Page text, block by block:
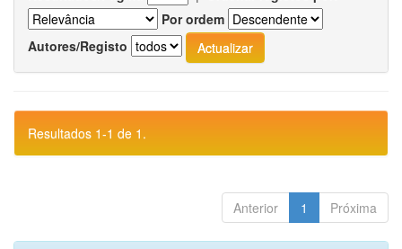
Por ordem
Autores/Registo
Resultados 1-1 de 1.
Anterior 1 Próxima